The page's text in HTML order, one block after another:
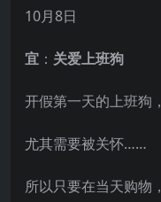
10月8日
宜 ： 关爱上班狗
开假第一天的上班狗，
尤其需要被关怀……
所以只要在当天购物，